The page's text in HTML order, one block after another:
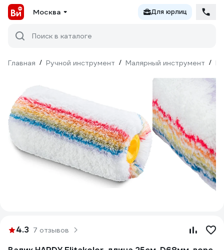
Москва Для юрлиц
Поиск в каталоге
Главная / Ручной инструмент / Малярный инструмент /
4.3 7 отзывов